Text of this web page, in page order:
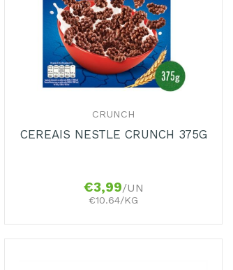
CRUNCH
CEREAIS NESTLE CRUNCH 375G
€3,99/UN
€10.64/KG